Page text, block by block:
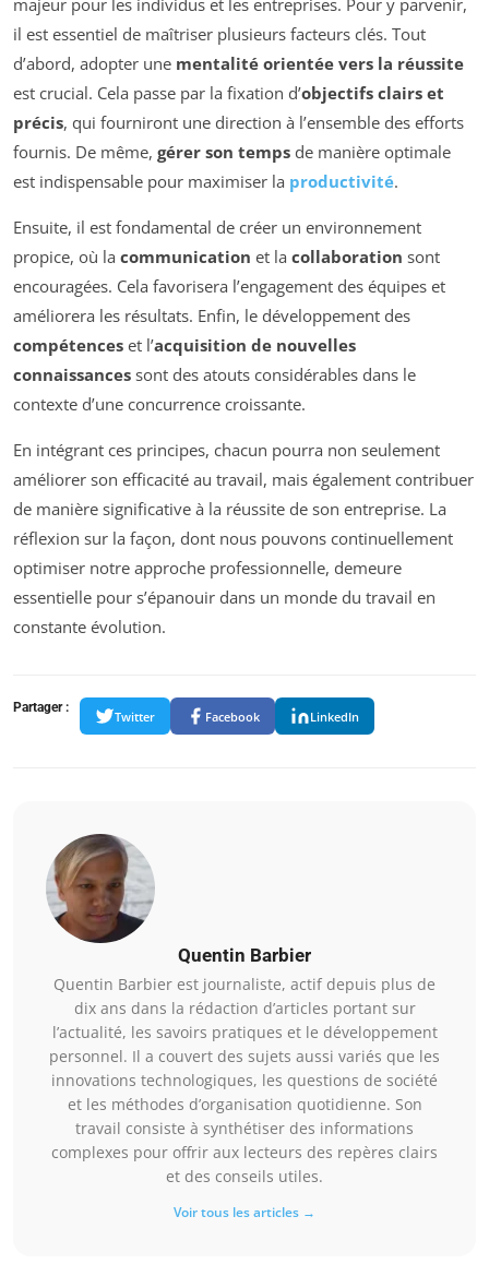
majeur pour les individus et les entreprises. Pour y parvenir,
il est essentiel de maîtriser plusieurs facteurs clés. Tout
d’abord, adopter une mentalité orientée vers la réussite
est crucial. Cela passe par la fixation d’objectifs clairs et
précis, qui fourniront une direction à l’ensemble des efforts
fournis. De même, gérer son temps de manière optimale
est indispensable pour maximiser la productivité.
Ensuite, il est fondamental de créer un environnement
propice, où la communication et la collaboration sont
encouragées. Cela favorisera l’engagement des équipes et
améliorera les résultats. Enfin, le développement des
compétences et l’acquisition de nouvelles
connaissances sont des atouts considérables dans le
contexte d’une concurrence croissante.
En intégrant ces principes, chacun pourra non seulement
améliorer son efficacité au travail, mais également contribuer
de manière significative à la réussite de son entreprise. La
réflexion sur la façon, dont nous pouvons continuellement
optimiser notre approche professionnelle, demeure
essentielle pour s’épanouir dans un monde du travail en
constante évolution.
Partager :
Twitter Facebook LinkedIn
Quentin Barbier
Quentin Barbier est journaliste, actif depuis plus de
dix ans dans la rédaction d’articles portant sur
l’actualité, les savoirs pratiques et le développement
personnel. Il a couvert des sujets aussi variés que les
innovations technologiques, les questions de société
et les méthodes d’organisation quotidienne. Son
travail consiste à synthétiser des informations
complexes pour offrir aux lecteurs des repères clairs
et des conseils utiles.
Voir tous les articles →